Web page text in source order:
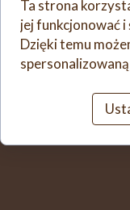
jajka,
sekund/
naczynia.
kolor.
co mamy
Ta strona
jej funkcjonować i
Dzięki temu
spersonalizowaną